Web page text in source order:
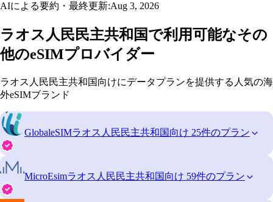
AIによる要約・最終更新:Aug 3, 2026
ラオス人民民主共和国で利用可能なその
他のeSIMプロバイダー
ラオス人民民主共和国向けにデータプランを提供する人気の海
外eSIMブランド
GlobaleSIMラオス人民民主共和国向け 25件のプラン
MicroEsimラオス人民民主共和国向け 59件のプラン